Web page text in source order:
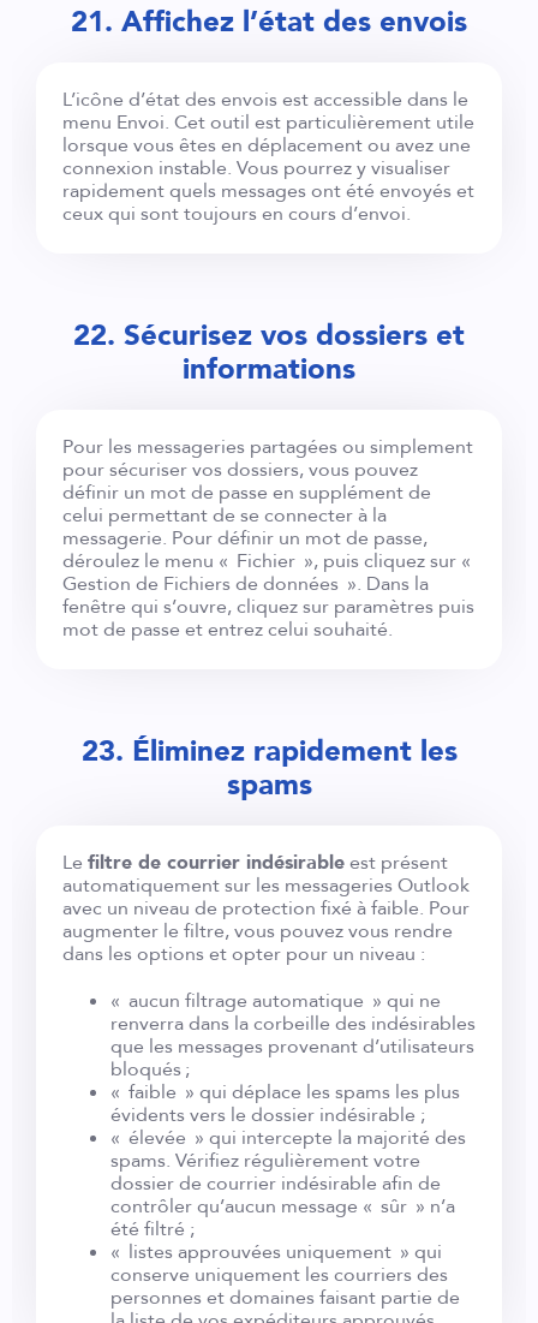
21. Affichez l’état des envois
L’icône d’état des envois est accessible dans le
menu Envoi. Cet outil est particulièrement utile
lorsque vous êtes en déplacement ou avez une
connexion instable. Vous pourrez y visualiser
rapidement quels messages ont été envoyés et
ceux qui sont toujours en cours d’envoi.
22. Sécurisez vos dossiers et
informations
Pour les messageries partagées ou simplement
pour sécuriser vos dossiers, vous pouvez
définir un mot de passe en supplément de
celui permettant de se connecter à la
messagerie. Pour définir un mot de passe,
déroulez le menu « Fichier », puis cliquez sur «
Gestion de Fichiers de données ». Dans la
fenêtre qui s’ouvre, cliquez sur paramètres puis
mot de passe et entrez celui souhaité.
23. Éliminez rapidement les
spams
Le filtre de courrier indésirableest présent
automatiquement sur les messageries Outlook
avec un niveau de protection fixé à faible. Pour
augmenter le filtre, vous pouvez vous rendre
dans les options et opter pour un niveau :
« aucun filtrage automatique » qui ne
renverra dans la corbeille des indésirables
que les messages provenant d’utilisateurs
bloqués ;
« faible » qui déplace les spams les plus
évidents vers le dossier indésirable ;
« élevée » qui intercepte la majorité des
spams. Vérifiez régulièrement votre
dossier de courrier indésirable afin de
contrôler qu’aucun message « sûr » n’a
été filtré ;
« listes approuvées uniquement » qui
conserve uniquement les courriers des
personnes et domaines faisant partie de